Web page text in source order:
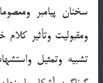
سخنان پيامبر
ومقبوليت وتأثير
تشبيه وتمثيل